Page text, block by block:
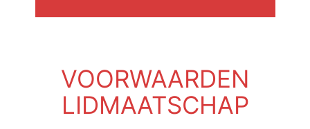
VOORWAARDEN
LIDMAATSCHAP